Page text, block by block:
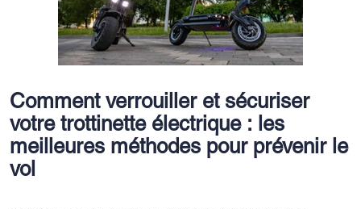
Comment verrouiller et sécuriser
votre trottinette électrique : les
meilleures méthodes pour prévenir le
vol